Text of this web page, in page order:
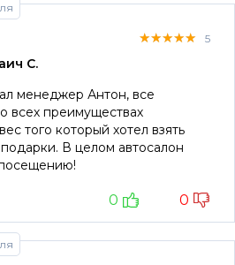
★★★★★
★★★★★
★★★★★ 5
С.
менеджер Антон, все
всех преимуществах
того который хотел взять
автосалон
к посещению!
0 0